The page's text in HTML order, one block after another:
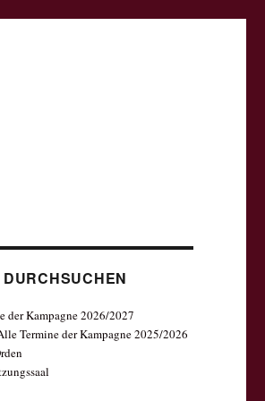
der Kampagne 2026/2027
Termine der Kampagne 2025/2026